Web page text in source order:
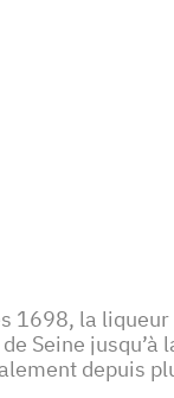
la
Seine
depuis